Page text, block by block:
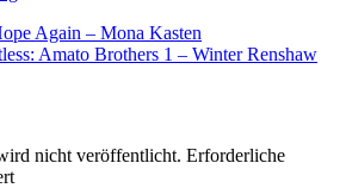
Again – Mona Kasten
Amato Brothers 1 – Winter Renshaw
nicht veröffentlicht. Erforderliche